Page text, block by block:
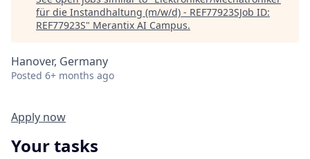
für die Instandhaltung (m/w/d) - REF77923SJob ID:
REF77923S" Merantix AI Campus.
Hanover, Germany
Posted 6+ months ago
Apply now
Your tasks